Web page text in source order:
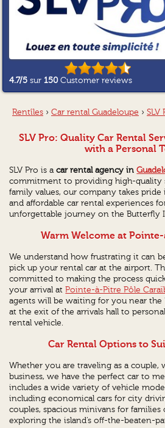
4.7/5 sur 150 Customer reviews
Rentîles › Car rental Guadeloupe › SLV
SLV Pro: Quality Car Rental
with a Personal
SLV Pro is acar rental agency in
commitment to providing high-quality
family values, our company takes
and affordable car rental experiences
unforgettable journey on the Butterfly
Warm Welcome at
We understand how frustrating it can
pick up your rental car at the airport.
committed to making the process
your arrival atPointe-à-Pitre Pôle
agents will be waiting for you near the
at the exit of the arrivals hall to
rental vehicle.
Car Rental Options to
Whether you are traveling as a couple,
business, we have the perfect car to
includes a wide variety of vehicle
including economical cars for city
couples, spacious minivans for families
exploring the island’s off-the-beaten-